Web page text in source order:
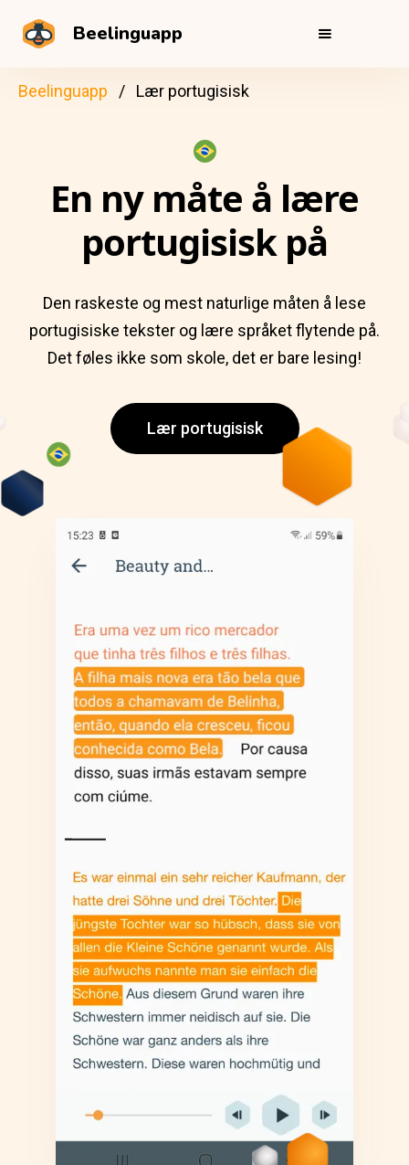
Beelinguapp
Beelinguapp Lær portugisisk
En ny måte å lære
portugisisk på
Den raskeste og mest naturlige måten å lese
portugisiske tekster og lære språket flytende på.
Det føles ikke som skole, det er bare lesing!
Lær portugisisk